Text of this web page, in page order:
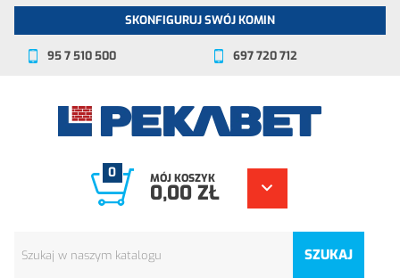
SKONFIGURUJ SWÓJ KOMIN
95 7 510 500 697 720 712
SZUKAJ
0 MÓJ KOSZYK
0,00 ZŁ